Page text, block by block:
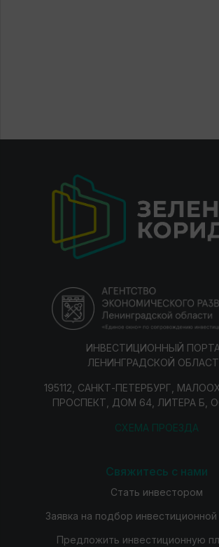
ИНВЕСТИЦИОННЫЙ
ЛЕНИНГРАДСКОЙ
195112, САНКТ-ПЕТЕРБУРГ,
ПРОСПЕКТ, ДОМ 64, ЛИТЕРА Б,
СХЕМА ПРОЕЗДА
Свяжитесь с нами
Стать инвестором
Заявка на подбор
Предложить инвестиционную